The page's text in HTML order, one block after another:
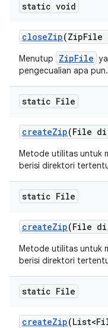
static void
closeZip(ZipFile
Menutup ZipFile
pengecualian apa pun.
static File
createZip(File
Metode utilitas untuk
berisi direktori
static File
createZip(File
Metode utilitas untuk
berisi direktori
static File
createZip